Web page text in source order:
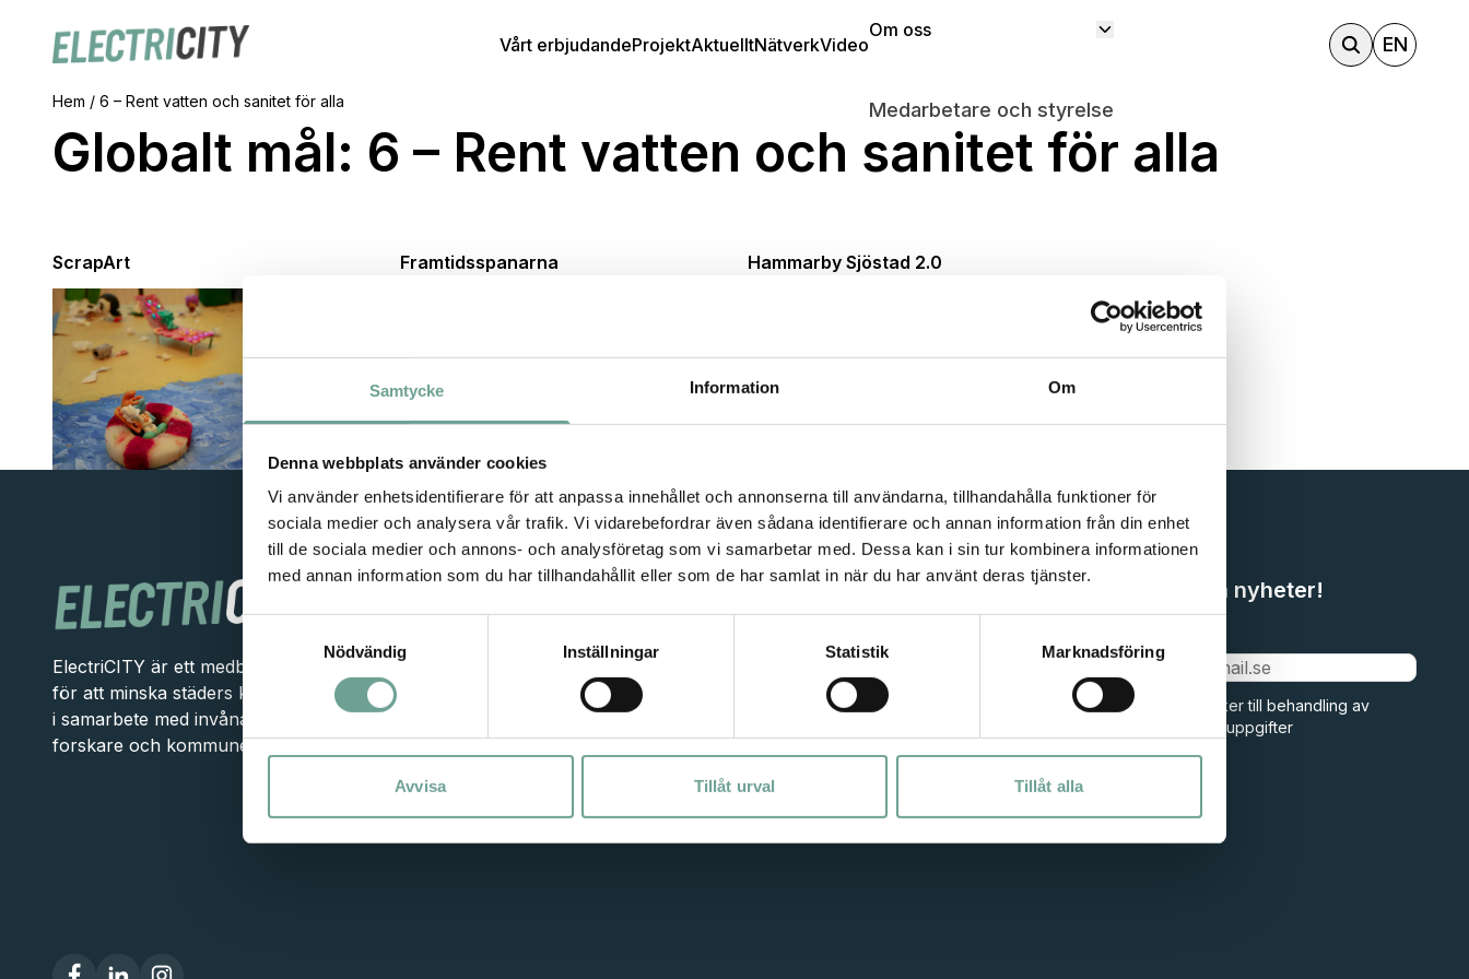
Samtycke Information Om
Denna webbplats använder cookies
Vi använder enhetsidentifierare för att anpassa innehållet och annonserna till användarna, tillhandahålla funktioner för
sociala medier och analysera vår trafik. Vi vidarebefordrar även sådana identifierare och annan information från din enhet
till de sociala medier och annons- och analysföretag som vi samarbetar med. Dessa kan i sin tur kombinera informationen
med annan information som du har tillhandahållit eller som de har samlat in när du har använt deras tjänster.
Samtyckesval
Nödvändig
Inställningar Statistik Marknadsföring
Avvisa Tillåt urval Tillåt alla
Vårt erbjudandeProjektAktuelltNätverkVideo
Om oss
Medarbetare och styrelse
EN
Hem / 6 – Rent vatten och sanitet för alla
Globalt mål: 6 – Rent vatten och sanitet för alla
ScrapArt Framtidsspanarna Hammarby Sjöstad 2.0
ElectriCITY är ett medborgarinitiativ
för att minska städers klimatavtryck
i samarbete med invånare, företag,
forskare och kommuner/stadsdelar.
Projekt
Digitalisering
Skola
Om oss
Medlemmar
Kontakt
Missa inga nyheter!
Epost
Jag samtycker till behandling av
mina personuppgifter